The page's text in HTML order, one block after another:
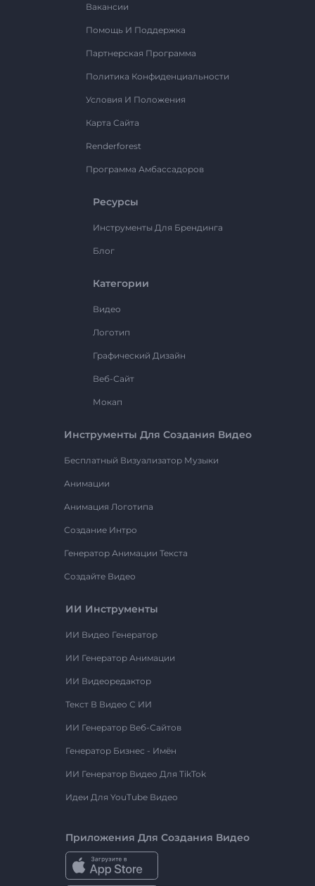
Вакансии
Помощь И Поддержка
Партнерская Программа
Политика Конфиденциальности
Условия И Положения
Карта Сайта
Renderforest
Программа Амбассадоров
Ресурсы
Инструменты Для Брендинга
Блог
Категории
Видео
Логотип
Графический Дизайн
Веб-Сайт
Мокап
Инструменты Для Создания Видео
Бесплатный Визуализатор Музыки
Анимации
Анимация Логотипа
Создание Интро
Генератор Анимации Текста
Создайте Видео
ИИ Инструменты
ИИ Видео Генератор
ИИ Генератор Анимации
ИИ Видеоредактор
Текст В Видео С ИИ
ИИ Генератор Веб-Сайтов
Генератор Бизнес - Имён
ИИ Генератор Видео Для TikTok
Идеи Для YouTube Видео
Приложения Для Создания Видео